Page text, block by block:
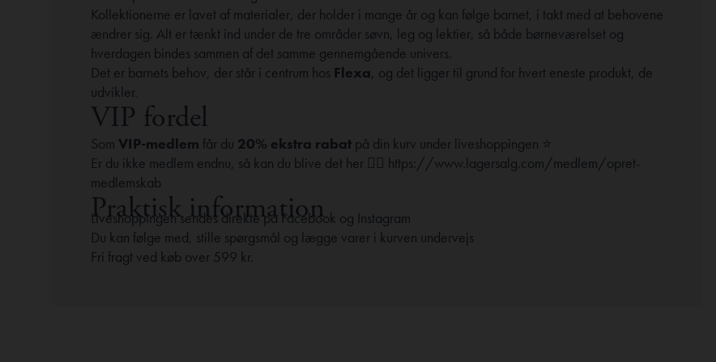
Kollektionerne er lavet af materialer, der holder i mange år og kan følge barnet, i takt med at behovene
ændrer sig. Alt er tænkt ind under de tre områder søvn, leg og lektier, så både børneværelset og
hverdagen bindes sammen af det samme gennemgående univers.
Det er barnets behov, der står i centrum hos Flexa , og det ligger til grund for hvert eneste produkt, de
udvikler.
VIP fordel
Som VIP-medlem får du 20% ekstra rabat på din kurv under liveshoppingen ⭐
Er du ikke medlem endnu, så kan du blive det her 👉🏼 https://www.lagersalg.com/medlem/opret-
medlemskab
Praktisk information
Liveshoppingen sendes direkte på Facebook og Instagram
Du kan følge med, stille spørgsmål og lægge varer i kurven undervejs
Fri fragt ved køb over 599 kr.